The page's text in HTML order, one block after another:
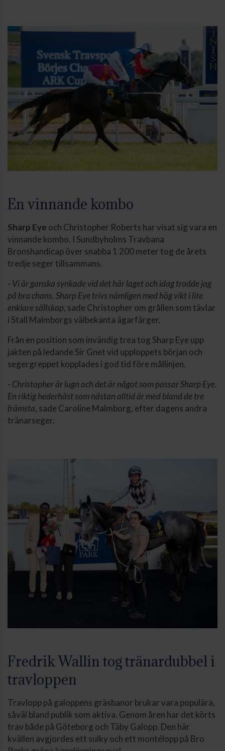
En vinnande kombo
Sharp Eye och Christopher Roberts har visat sig vara en
vinnande kombo. I Sundbyholms Travbana
Bronshandicap över snabba 1 200 meter tog de årets
tredje seger tillsammans.
- Vi är ganska synkade vid det här laget och idag trodde jag
på bra chans. Sharp Eye trivs nämligen med hög vikt i lite
enklare sällskap, sade Christopher om grållen som tävlar
i Stall Malmborgs välbekanta ägarfärger.
Från en position som invändig trea tog Sharp Eye upp
jakten på ledande Sir Gnet vid upploppets början och
segergreppet kopplades i god tid före mållinjen.
- Christopher är lugn och det är något som passar Sharp Eye.
En riktig hederhäst som nästan alltid är med bland de tre
främsta, sade Caroline Malmborg, efter dagens andra
tränarseger.
Fredrik Wallin tog tränardubbel i
travloppen
Travlopp på galoppens gräsbanor brukar vara populära,
såväl bland publik som aktiva. Genom åren har det körts
trav både på Göteborg och Täby Galopp. Den här
kvällen avgjordes ett sulky och ett montélopp på Bro